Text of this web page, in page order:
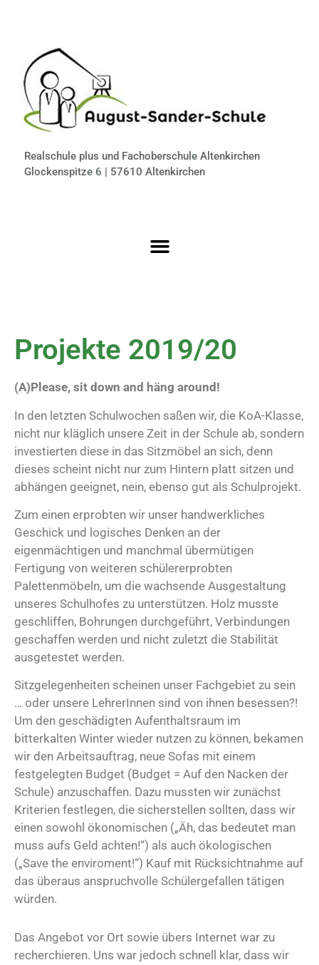
Realschule plus und Fachoberschule Altenkirchen
Glockenspitze 6 | 57610 Altenkirchen
Projekte 2019/20
(A)Please, sit down and häng around!
In den letzten Schulwochen saßen wir, die KoA-Klasse,
nicht nur kläglich unsere Zeit in der Schule ab, sondern
investierten diese in das Sitzmöbel an sich, denn
dieses scheint nicht nur zum Hintern platt sitzen und
abhängen geeignet, nein, ebenso gut als Schulprojekt.
Zum einen erprobten wir unser handwerkliches
Geschick und logisches Denken an der
eigenmächtigen und manchmal übermütigen
Fertigung von weiteren schülererprobten
Palettenmöbeln, um die wachsende Ausgestaltung
unseres Schulhofes zu unterstützen. Holz musste
geschliffen, Bohrungen durchgeführt, Verbindungen
geschaffen werden und nicht zuletzt die Stabilität
ausgetestet werden.
Sitzgelegenheiten scheinen unser Fachgebiet zu sein
… oder unsere LehrerInnen sind von ihnen besessen?!
Um den geschädigten Aufenthaltsraum im
bitterkalten Winter wieder nutzen zu können, bekamen
wir den Arbeitsauftrag, neue Sofas mit einem
festgelegten Budget (Budget = Auf den Nacken der
Schule) anzuschaffen. Dazu mussten wir zunächst
Kriterien festlegen, die sicherstellen sollten, dass wir
einen sowohl ökonomischen („Äh, das bedeutet man
muss aufs Geld achten!“) als auch ökologischen
(„Save the enviroment!“) Kauf mit Rücksichtnahme auf
das überaus anspruchvolle Schülergefallen tätigen
würden.
Das Angebot vor Ort sowie übers Internet war zu
recherchieren. Uns war jedoch schnell klar, dass wir